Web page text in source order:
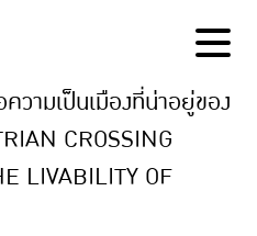
วามเป็นเมืองที่น่าอยู่ของ
CROSSING
LIVABILITY OF